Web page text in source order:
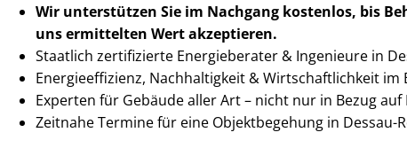
Wir unterstützen Sie im Nachgang kostenlos, bis
uns ermittelten Wert akzeptieren.
Staatlich zertifizierte Energieberater & Ingenieure in
En­er­gie­ef­fi­zi­enz, Nachhaltigkeit & Wirt­schaft­lich­keit im
Experten für Gebäude aller Art – nicht nur in Bezug
Zeitnahe Termine für eine Objektbegehung in Dessau-